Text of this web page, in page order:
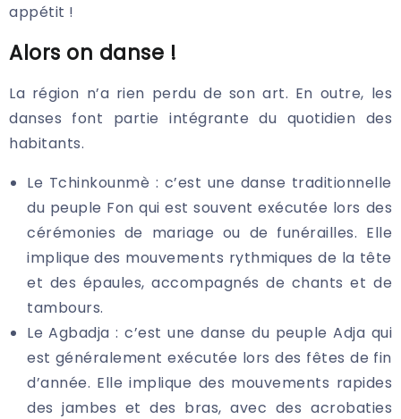
appétit !
Alors on danse !
La région n’a rien perdu de son art. En outre, les
danses font partie intégrante du quotidien des
habitants.
Le Tchinkounmè : c’est une danse traditionnelle
du peuple Fon qui est souvent exécutée lors des
cérémonies de mariage ou de funérailles. Elle
implique des mouvements rythmiques de la tête
et des épaules, accompagnés de chants et de
tambours.
Le Agbadja : c’est une danse du peuple Adja qui
est généralement exécutée lors des fêtes de fin
d’année. Elle implique des mouvements rapides
des jambes et des bras, avec des acrobaties